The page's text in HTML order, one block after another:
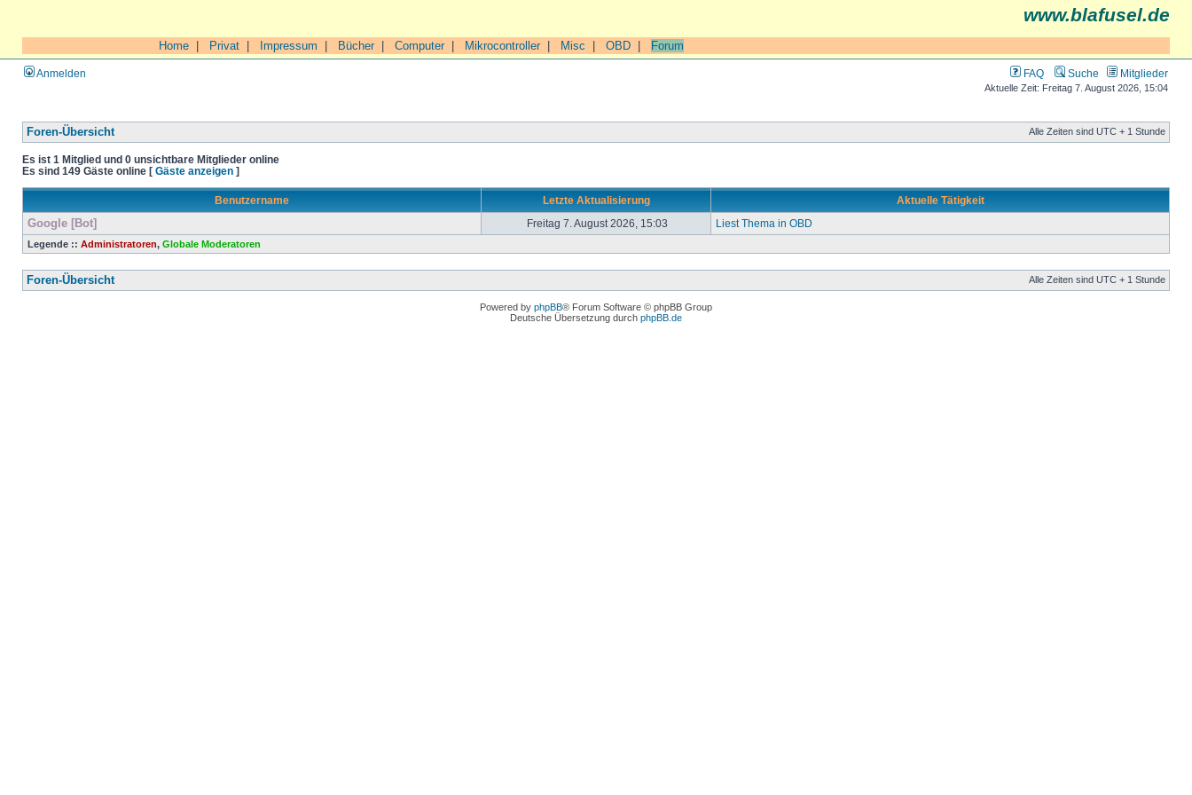
www.blafusel.de
Home Privat Impressum Bücher| Computer| Mikrocontroller| Misc OBD Forum
Anmelden FAQ Suche Mitglieder
Aktuelle Zeit: Freitag 7. August 2026, 15:04
Foren-Übersicht Alle Zeiten sind UTC + 1 Stunde
Es ist 1 Mitglied und 0 unsichtbare Mitglieder online
Es sind 149 Gäste online [ Gäste anzeigen ]
Benutzername Letzte Aktualisierung Aktuelle Tätigkeit
Google [Bot] Freitag 7. August 2026, 15:03 Liest Thema in OBD
Legende :: Administratoren, Globale Moderatoren
Foren-Übersicht Alle Zeiten sind UTC + 1 Stunde
Powered by phpBB® Forum Software © phpBB Group
Deutsche Übersetzung durch phpBB.de